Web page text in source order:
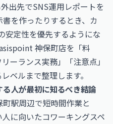
出先でSNS運用レポートを
を作ったりするとき、カ
安定性を優先するようにな
神保町店を「料
ーランス実務」「注意点」
ベルまで整理します。
人が最初に知るべき結論
駅周辺で短時間作業と
に向いたコワーキングスペ